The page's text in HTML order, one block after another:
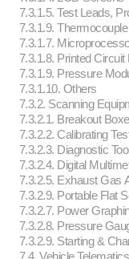
7.3.1.5. Test Leads,
7.3.1.9.
7.3.1.7.
7.3.1.8. Printed
7.3.1.9. Pressure
7.3.1.10. Others
7.3.2. Scanning
7.3.2.1. Breakout
7.3.2.2. Calibrating
7.3.2.3. Diagnostic
7.3.2.4. Digital
7.3.2.5. Exhaust Gas
7.3.2.9. Portable Flat
7.3.2.7. Power
7.3.2.8. Pressure
7.3.2.9. Starting &